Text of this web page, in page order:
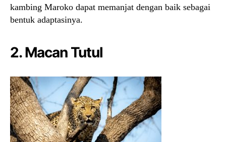
kambing Maroko dapat memanjat dengan baik sebagai
bentuk adaptasinya.
2. Macan Tutul